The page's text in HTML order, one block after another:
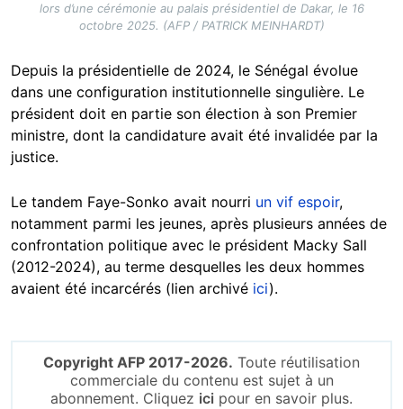
lors d’une cérémonie au palais présidentiel de Dakar, le 16
octobre 2025. (AFP / PATRICK MEINHARDT)
Depuis la présidentielle de 2024, le Sénégal évolue
dans une configuration institutionnelle singulière. Le
président doit en partie son élection à son Premier
ministre, dont la candidature avait été invalidée par la
justice.
Le tandem Faye-Sonko avait nourri un vif espoir,
notamment parmi les jeunes, après plusieurs années de
confrontation politique avec le président Macky Sall
(2012-2024), au terme desquelles les deux hommes
avaient été incarcérés (lien archivé ici).
Copyright AFP 2017-2026. Toute réutilisation
commerciale du contenu est sujet à un
abonnement. Cliquez ici pour en savoir plus.